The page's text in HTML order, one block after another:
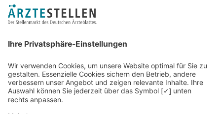
Recruiting-Podcast
Kontakt
Datenschutz
Newsletter